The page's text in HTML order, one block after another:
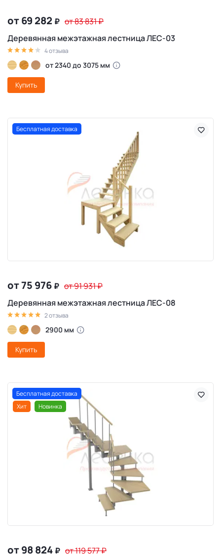
от 69 282 ₽ от 83 831₽
Деревянная межэтажная лестница ЛЕС-03
4 отзыва
от 2340 до 3075 мм
Купить
Бесплатная доставка
от 75 976 ₽ от 91 931₽
Деревянная межэтажная лестница ЛЕС-08
2 отзыва
2900 мм
Купить
Бесплатная доставка
Хит
Новинка
от 98 824 ₽ от 119 577₽